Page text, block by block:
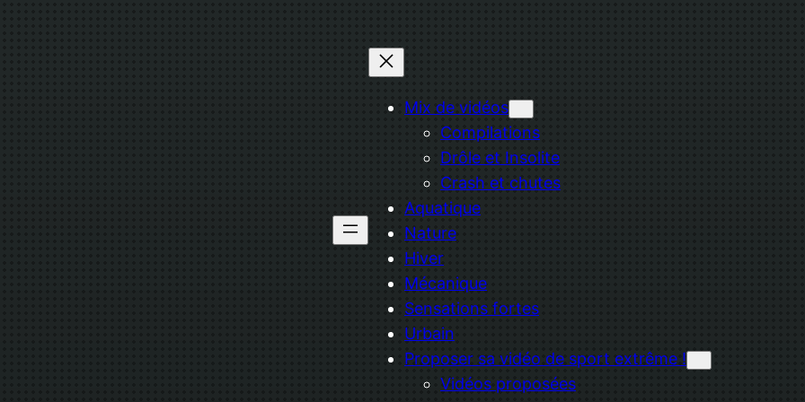
Mix de vidéos
Compilations
Drôle et Insolite
Crash et chutes
Aquatique
Nature
Hiver
Mécanique
Sensations fortes
Urbain
Proposer sa vidéo de sport extrême !
Vidéos proposées